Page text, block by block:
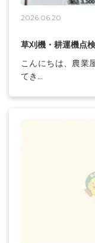
2026.06.20
草刈機・耕運機点
こんにちは、農業
てき...